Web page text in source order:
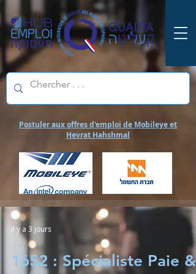
Postuler aux offres d'emploi de Mobileye et
Hevrat Hahshmal
il y a 3 jours
1652 : Spécialiste Paie &